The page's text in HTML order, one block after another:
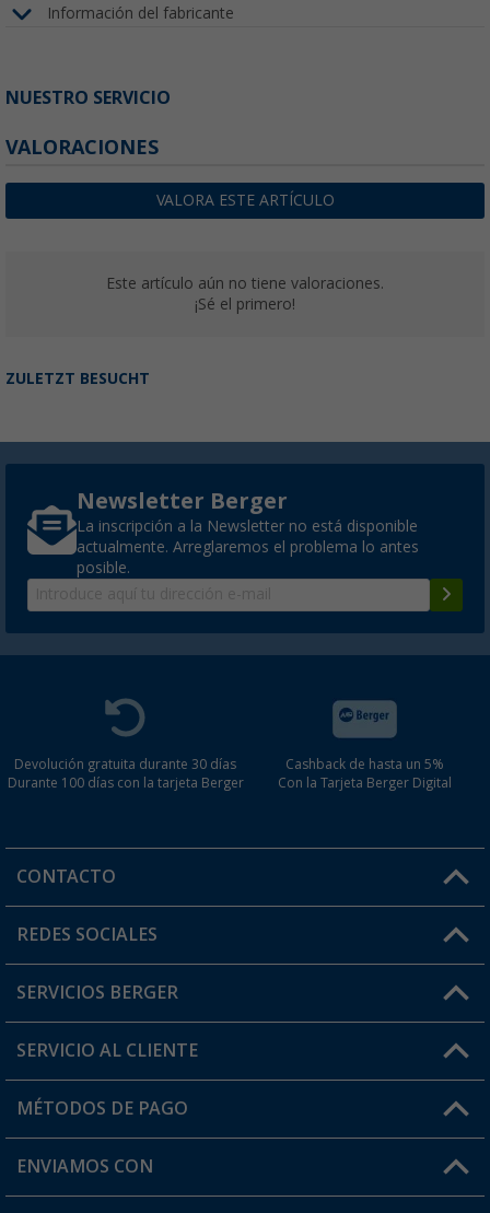
Información del fabricante
NUESTRO SERVICIO
VALORACIONES
VALORA ESTE ARTÍCULO
Este artículo aún no tiene valoraciones.
¡Sé el primero!
ZULETZT BESUCHT
Newsletter Berger
La inscripción a la Newsletter no está disponible
actualmente. Arreglaremos el problema lo antes
posible.
Devolución gratuita durante 30 días
Durante 100 días con la tarjeta Berger
Cashback de hasta un 5%
Con la Tarjeta Berger Digital
CONTACTO
Horario de atención al cliente:
¿Tienes alguna duda?
REDES SOCIALES
SERVICIOS BERGER
Conviértete en distribuidor
Mi cuenta
Tarjeta Berger Digital
SERVICIO AL CLIENTE
FAQ y Contacto
Información de envío
MÉTODOS DE PAGO
ENVIAMOS CON